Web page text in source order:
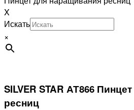
X
Искать
×
SILVER STAR АТ866
ресниц